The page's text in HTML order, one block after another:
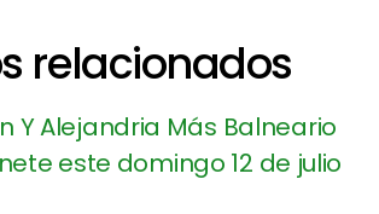
relacionados